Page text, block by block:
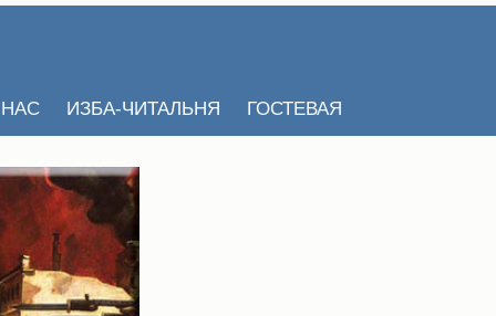
ИЗБА-ЧИТАЛЬНЯ ГОСТЕВАЯ